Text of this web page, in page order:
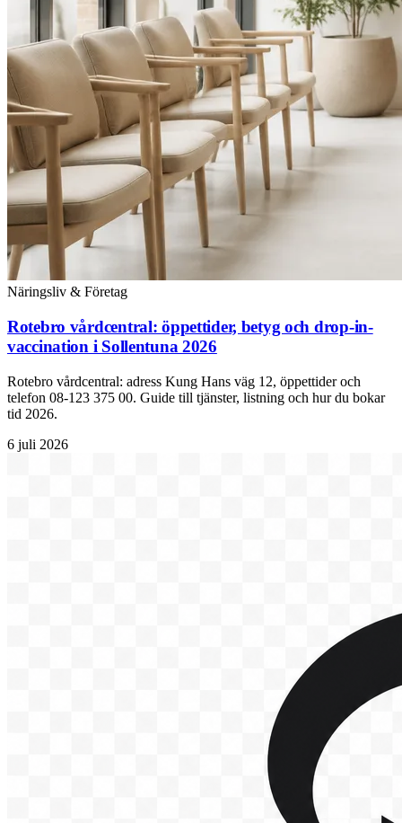
Näringsliv & Företag
Rotebro vårdcentral: öppettider, betyg och drop-in-
vaccination i Sollentuna 2026
Rotebro vårdcentral: adress Kung Hans väg 12, öppettider och
telefon 08-123 375 00. Guide till tjänster, listning och hur du bokar
tid 2026.
6 juli 2026